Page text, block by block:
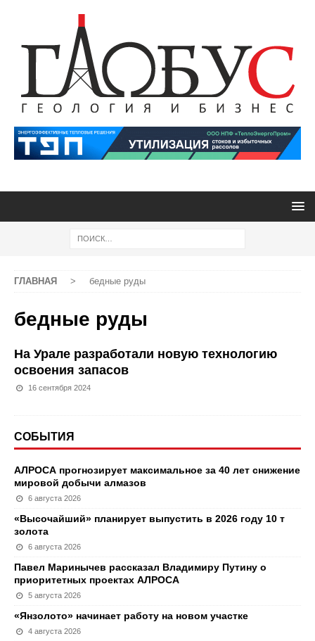
ГЛАВНАЯ > бедные руды
бедные руды
На Урале разработали новую технологию
освоения запасов
16 сентября 2024
СОБЫТИЯ
АЛРОСА прогнозирует максимальное за 40 лет снижение
мировой добычи алмазов
6 августа 2026
«Высочайший» планирует выпустить в 2026 году 10 т
золота
6 августа 2026
Павел Маринычев рассказал Владимиру Путину о
приоритетных проектах АЛРОСА
5 августа 2026
«Янзолото» начинает работу на новом участке
4 августа 2026